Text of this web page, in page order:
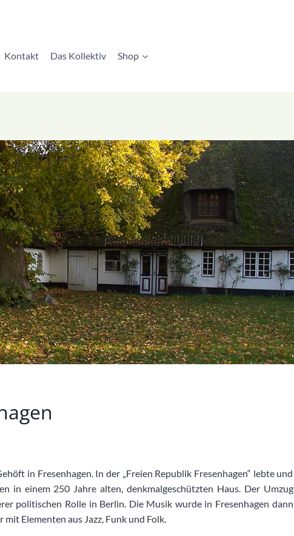
Kontakt Das Kollektiv Shop
in Fresenhagen. In der „Freien Republik Fresenhagen“ lebte und
in einem 250 Jahre alten, denkmalgeschützten Haus. Der Umzug
politischen Rolle in Berlin. Die Musik wurde in Fresenhagen dann
Elementen aus Jazz, Funk und Folk.